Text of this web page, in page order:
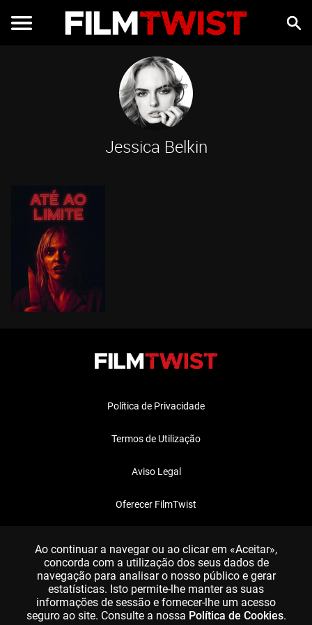
Jessica Belkin
Política de Privacidade
Termos de Utilização
Aviso Legal
Oferecer FilmTwist
Ao continuar a navegar ou ao clicar em «Aceitar»,
concorda com a utilização dos seus dados de
navegação para analisar o nosso público e gerar
estatísticas. Isto permite-lhe manter as suas
informações de sessão e fornecer-lhe um acesso
seguro ao site. Consulte a nossa Política de Cookies.